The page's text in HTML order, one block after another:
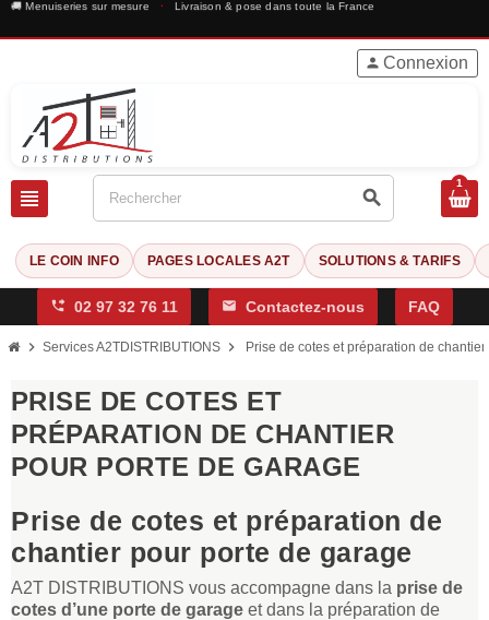
🚚 Menuiseries sur mesure · Livraison & pose dans toute la France
view_headline search
person Connexion
1
LE COIN INFO PAGES LOCALES A2T SOLUTIONS & TARIFS
phone_forwarded 02 97 32 76 11 mail Contactez-nous FAQ
chevron_right Services A2TDISTRIBUTIONS chevron_right Prise de cotes et préparation de
PRISE DE COTES ET
PRÉPARATION DE CHANTIER
POUR PORTE DE GARAGE
Prise de cotes et préparation de
chantier pour porte de garage
A2T DISTRIBUTIONS vous accompagne dans la prise de
cotes d’une porte de garage et dans la préparation de